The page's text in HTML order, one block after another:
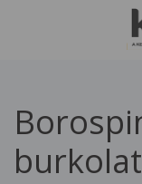
REFERENCIÁK